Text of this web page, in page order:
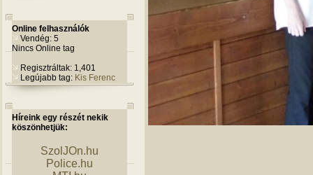
Online felhasználók
Vendég: 5
Nincs Online tag
Regisztráltak: 1,401
Legújabb tag: Kis Ferenc
Híreink egy részét nekik
köszönhetjük:
SzolJOn.hu
Police.hu